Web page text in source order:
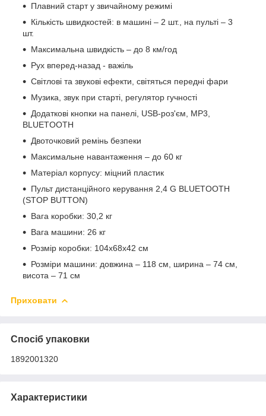
Плавний старт у звичайному режимі
Кількість швидкостей: в машині – 2 шт., на пульті – 3
шт.
Максимальна швидкість – до 8 км/год
Рух вперед-назад - важіль
Світлові та звукові ефекти, світяться передні фари
Музика, звук при старті, регулятор гучності
Додаткові кнопки на панелі, USB-роз'єм, MP3,
BLUETOOTH
Двоточковий ремінь безпеки
Максимальне навантаження – до 60 кг
Матеріал корпусу: міцний пластик
Пульт дистанційного керування 2,4 G BLUETOOTH
(STOP BUTTON)
Вага коробки: 30,2 кг
Вага машини: 26 кг
Розмір коробки: 104х68х42 см
Розміри машини: довжина – 118 см, ширина – 74 см,
висота – 71 см
Приховати
Спосіб упаковки
1892001320
Характеристики